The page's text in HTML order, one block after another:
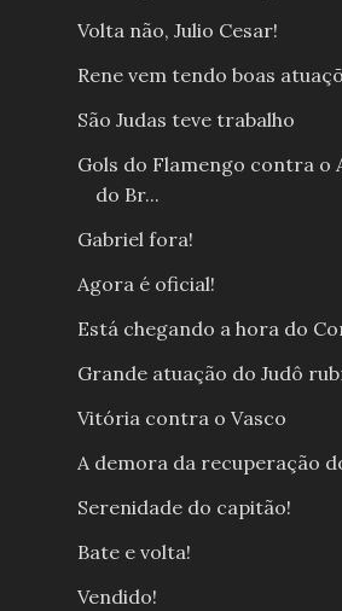
Volta não, Julio Cesar!
Rene vem tendo boas
São Judas teve trabalho
Gols do Flamengo contra o
do Br...
Gabriel fora!
Agora é oficial!
Está chegando a hora do
Grande atuação do Judô
Vitória contra o Vasco
A demora da recuperação
Serenidade do capitão!
Bate e volta!
Vendido!